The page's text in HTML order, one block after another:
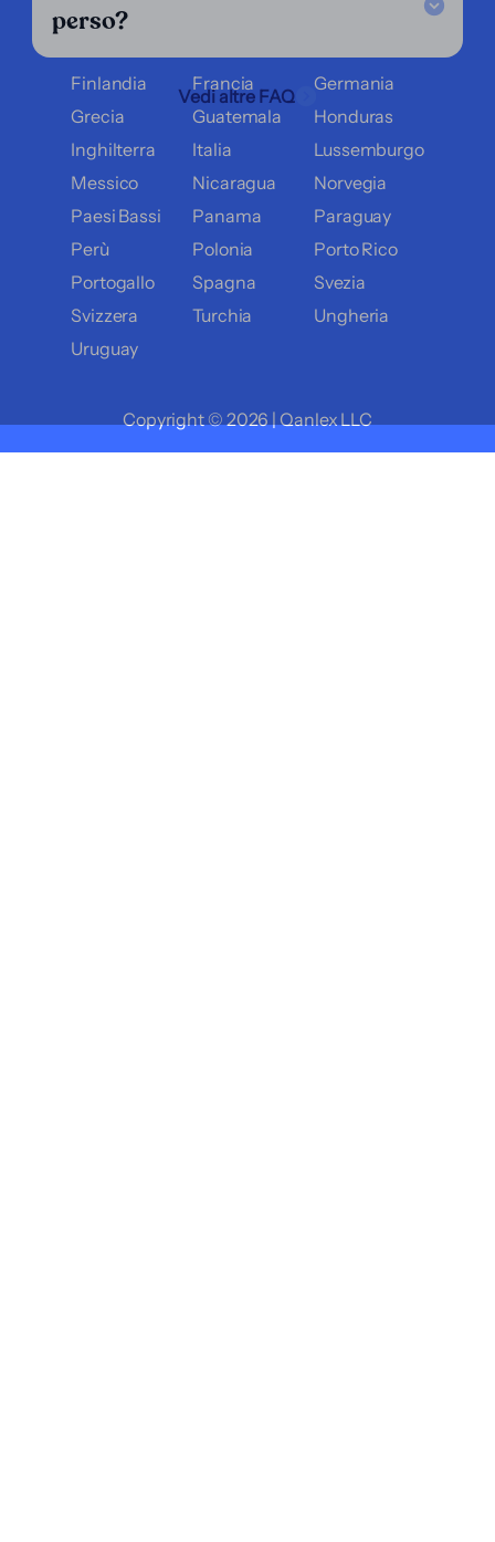
perso?
Vedi altre FAQ
Colombia
Finlandia
Francia
Germania
Grecia
Guatemala
Honduras
Inghilterra
Italia
Lussemburgo
Messico
Nicaragua
Norvegia
Paesi Bassi
Panama
Paraguay
Perù
Polonia
Porto Rico
Portogallo
Spagna
Svezia
Svizzera
Turchia
Ungheria
Uruguay